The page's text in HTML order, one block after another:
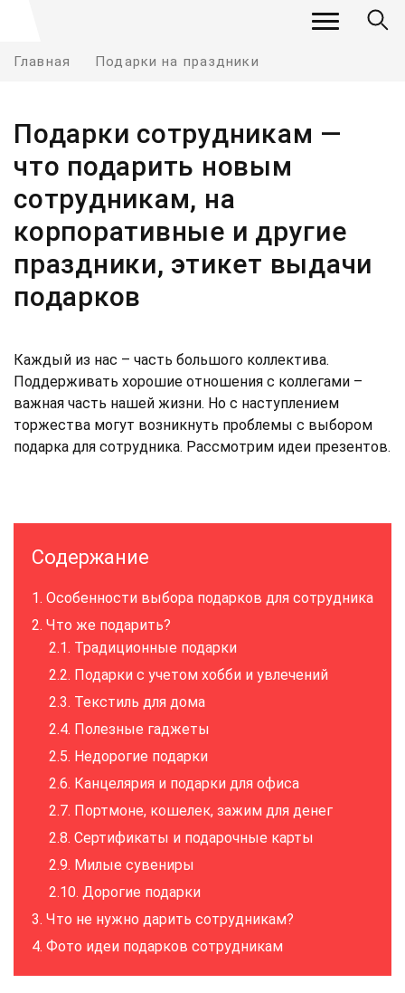
Главная Подарки на праздники
Подарки сотрудникам —
что подарить новым
сотрудникам, на
корпоративные и другие
праздники, этикет выдачи
подарков
Каждый из нас – часть большого коллектива.
Поддерживать хорошие отношения с коллегами –
важная часть нашей жизни. Но с наступлением
торжества могут возникнуть проблемы с выбором
подарка для сотрудника. Рассмотрим идеи презентов.
Содержание
Особенности выбора подарков для сотрудника
Что же подарить?
Традиционные подарки
Подарки с учетом хобби и увлечений
Текстиль для дома
Полезные гаджеты
Недорогие подарки
Канцелярия и подарки для офиса
Портмоне, кошелек, зажим для денег
Сертификаты и подарочные карты
Милые сувениры
Дорогие подарки
Что не нужно дарить сотрудникам?
Фото идеи подарков сотрудникам